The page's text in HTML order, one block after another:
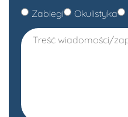
Zabiegi Okulistyka